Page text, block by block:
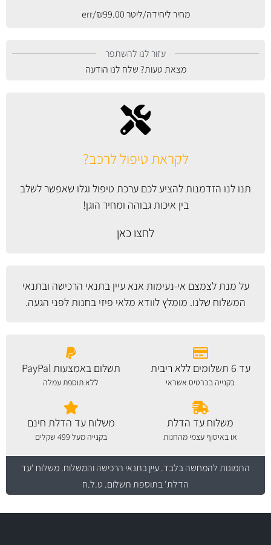
לקראת טיפול לרכב?
תנו לנו הזדמנות להציע לכם ערכת טיפול וגלו שאפשר לשלב
בין איכות גבוהה ומחיר הוגן!
לחצו כאן
על מנת לצמצם אי-נעימות אנא עייןבתנאי הרכישה ובתנאי
המשלוח שלנו. מומלץ לוודא מלאי פיזי בחנות לפני הגעה.
מחיר ליחידה/ליטר
₪99.00
/err
עזור לנו להשתפר
מצאת טעות? שלח לנו הודעה
עד 6 תשלומים ללא ריבית
בקנייה בכרטיס אשראי
תשלום באמצעות PayPal
ללא תוספת עמלה
משלוח עד הדלת
או באיסוף עצמי מהחנות
משלוח עד הדלת חינם
בקנייה מעל 499 שקלים
התמונות להמחשה בלבד.עיין בתנאי הרכישה והמשלוח. משלוח 'עד
הדלת' בתוספת תשלום. ט.ל.ח